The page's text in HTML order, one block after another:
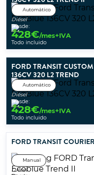
Automático
Diésel
Desde:
428€/mes+IVA
Todo incluido
FORD TRANSIT
136CV 320 L2 TREND
Automático
Diésel
Desde:
428€/mes+IVA
Todo incluido
FORD TRANSIT
Manual
Diésel